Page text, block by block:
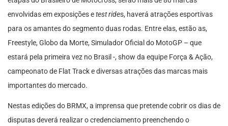
envolvidas em exposições etest rides, haverá atrações esportivas
para os amantes do segmento duas rodas. Entre elas, estão as,
Freestyle, Globo da Morte, Simulador Oficial do MotoGP – que
estará pela primeira vez no Brasil -, show da equipe Força & Ação,
campeonato de Flat Track e diversas atrações das marcas mais
importantes do mercado.
Nestas edições do BRMX, a imprensa que pretende cobrir os dias de
disputas deverá realizar o credenciamento preenchendo o